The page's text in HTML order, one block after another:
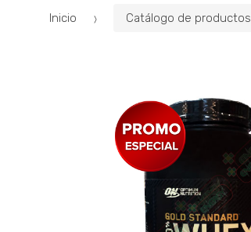
Inicio Catálogo de productos